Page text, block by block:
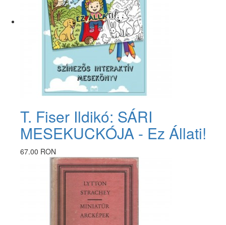
T. Fiser Ildikó: SÁRI
MESEKUCKÓJA - Ez Állati!
67.00 RON